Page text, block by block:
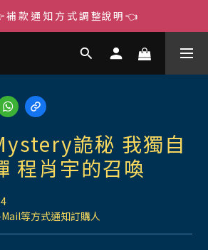
補 款 通 知 方 式 調 整說 明 👈
詭秘 我獨自
程肖宇的召喚
等方式通知訂購人